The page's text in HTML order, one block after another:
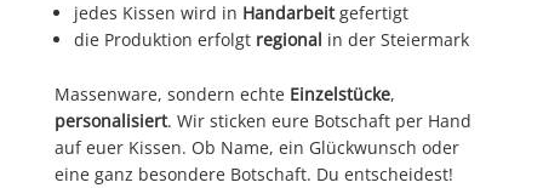
jedes Kissen wird in Handarbeitgefertigt
die Produktion erfolgt regional in der Steiermark
Massenware, sondern echte Einzelstücke,
personalisiert. Wir sticken eure Botschaft per Hand
auf euer Kissen. Ob Name, ein Glückwunsch oder
eine ganz besondere Botschaft. Du entscheidest!